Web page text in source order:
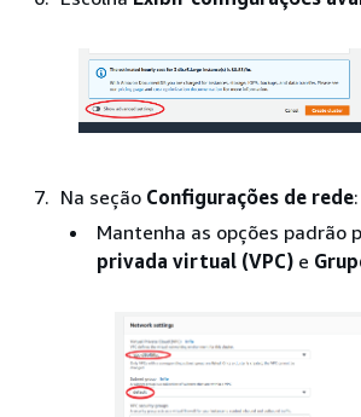
Na seção Configurações de rede:
Mantenha as opções padrão
privada virtual (VPC) e